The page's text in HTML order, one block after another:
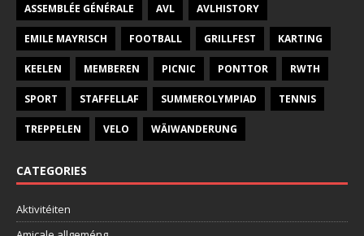
ASSEMBLÉE GÉNÉRALE AVL AVLHISTORY
EMILE MAYRISCH FOOTBALL GRILLFEST KARTING
KEELEN MEMBEREN PICNIC PONTTOR RWTH
SPORT STAFFELLAF SUMMEROLYMPIAD TENNIS
TREPPELEN VELO WÄIWANDERUNG
CATEGORIES
Aktivitéiten